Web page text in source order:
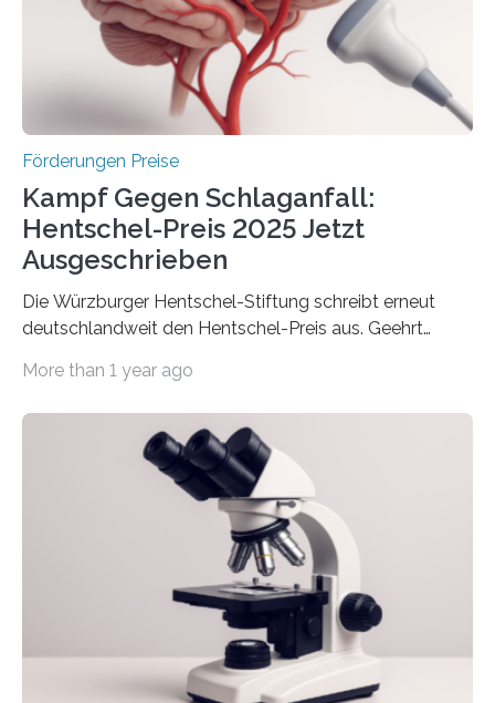
Innovationstag Mittelstand 2025 am 5. Juni 2025 in
Berlin überbrachte das Bundesministerium für
Wirtschaft und Energie eine gute Nachricht:
Überplanmäßige Verpflichtungsermächtigungen in
Förderungen Preise
Kampf Gegen Schlaganfall:
Hentschel-Preis 2025 Jetzt
Ausgeschrieben
Die Würzburger Hentschel-Stiftung schreibt erneut
deutschlandweit den Hentschel-Preis aus. Geehrt
hochrangige wissenschaftliche Publikation zum Thema
Schlaganfall“ mit Sitz in Würzburg fördert die
Schlaganfallforschung, um die Behandlung der
Betroffenen zu verbessern. Dazu schreibt sie auch in
diesem Jahr wieder deutschlandweit den Hentschel-
Preis aus. Er richtet sich gezielt an jüngere
Forscherinnen und Forscher unter 40 Jahren. Geehrt
werden soll eine herausragende Doktorarbeit oder eine
hochrangige wissenschaftliche Publikation zum Thema
More than 1 year ago